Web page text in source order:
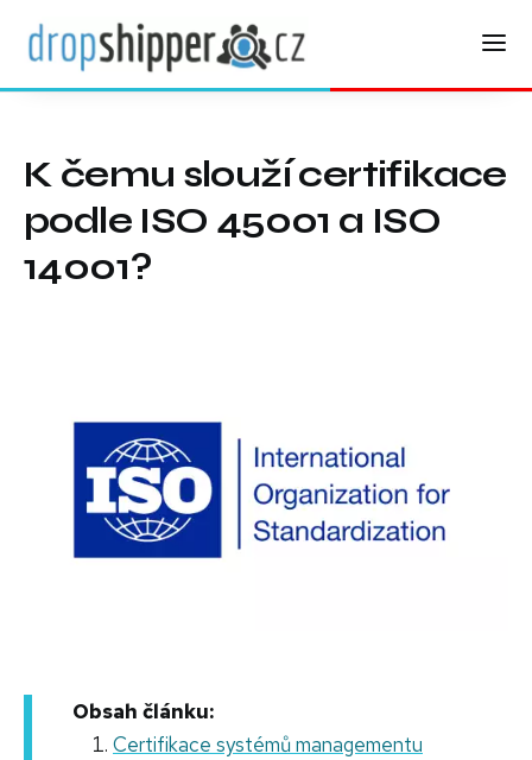
K čemu slouží certifikace
podle ISO 45001 a ISO
14001?
Obsah článku:
Certifikace systémů managementu